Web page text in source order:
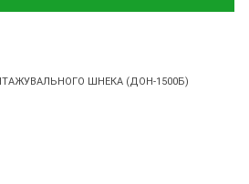
ШНЕКА (ДОН-1500Б)